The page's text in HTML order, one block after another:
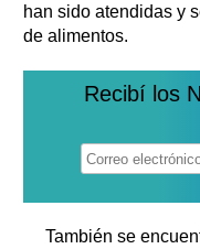
han sido atendidas y
de alimentos.
Recibí los
También se